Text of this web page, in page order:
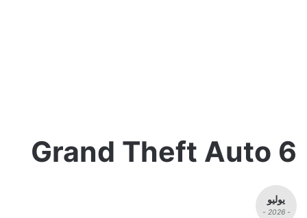
6 Grand Theft Auto
يوليو
- 2026 -